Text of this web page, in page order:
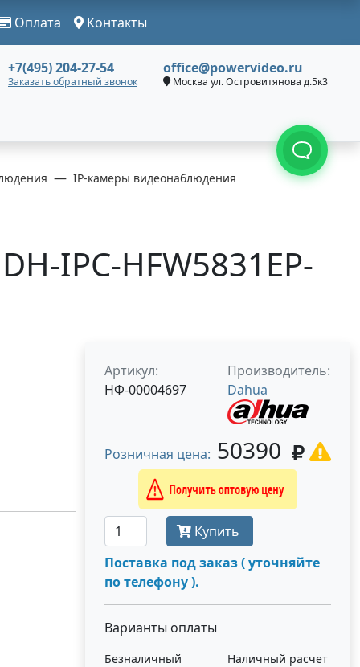
Оплата Контакты
+7(495) 204-27-54
Заказать обратный звонок
office@powervideo.ru
Москва ул. Островитянова д.5к3
IP-камеры видеонаблюдения
IPC-HFW5831EP-
Артикул:
НФ-00004697
Производитель:
Dahua
Розничная цена: 50390
Получить оптовую цену
Купить
Поставка под заказ ( уточняйте
по телефону ).
Варианты оплаты
Безналичный
Наличный расчет